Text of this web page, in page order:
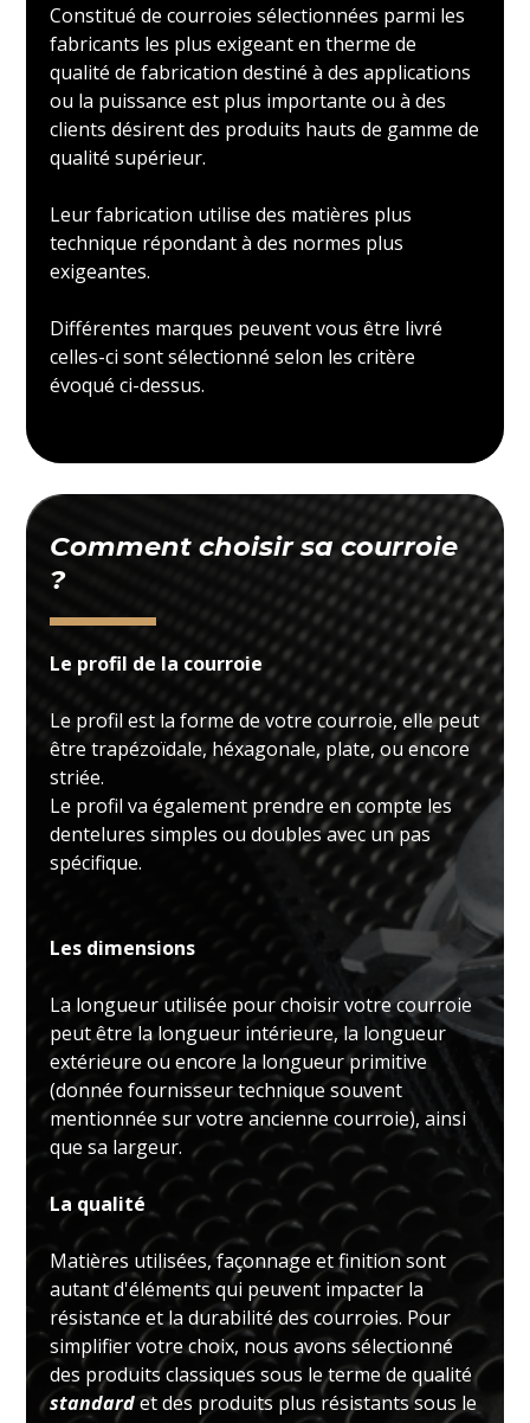
Constitué de courroies sélectionnées parmi les
fabricants les plus exigeant en therme de
qualité de fabrication destiné à des applications
ou la puissance est plus importante ou à des
clients désirent des produits hauts de gamme de
qualité supérieur.
Leur fabrication utilise des matières plus
technique répondant à des normes plus
exigeantes.
Différentes marques peuvent vous être livré
celles-ci sont sélectionné selon les critère
évoqué ci-dessus.
Comment choisir sa courroie
?
Le profil de la courroie
Le profil est la forme de votre courroie, elle peut
être trapézoïdale, héxagonale, plate, ou encore
striée.
Le profil va également prendre en compte les
dentelures simples ou doubles avec un pas
spécifique.
Les dimensions
La longueur utilisée pour choisir votre courroie
peut être la longueur intérieure, la longueur
extérieure ou encore la longueur primitive
(donnée fournisseur technique souvent
mentionnée sur votre ancienne courroie), ainsi
que sa largeur.
La qualité
Matières utilisées, façonnage et finition sont
autant d'éléments qui peuvent impacter la
résistance et la durabilité des courroies. Pour
simplifier votre choix, nous avons sélectionné
des produits classiques sous le terme de qualité
standardet des produits plus résistants sous le